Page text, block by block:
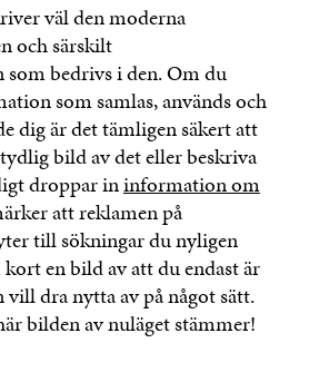
väl den moderna
och särskilt
som bedrivs i den. Om du
som samlas, används och
dig är det tämligen säkert att
bild av det eller beskriva
droppar ininformation om
att reklamen på
till sökningar du nyligen
en bild av att du endast är
dra nytta av på något sätt.
bilden av nuläget stämmer!